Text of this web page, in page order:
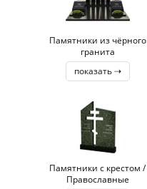
Памятники из чёрного
гранита
показать ⇢
Памятники с крестом /
Православные